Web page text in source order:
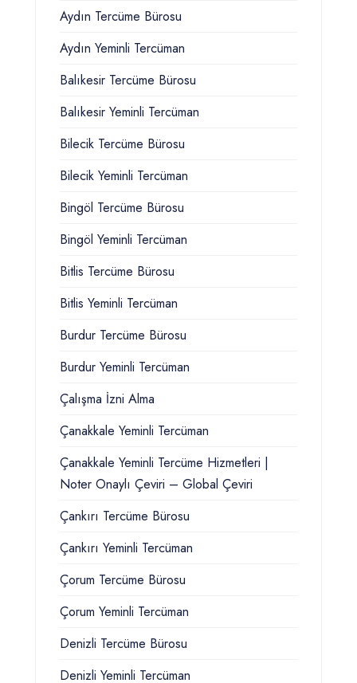
Aydın Tercüme Bürosu
Aydın Yeminli Tercüman
Balıkesir Tercüme Bürosu
Balıkesir Yeminli Tercüman
Bilecik Tercüme Bürosu
Bilecik Yeminli Tercüman
Bingöl Tercüme Bürosu
Bingöl Yeminli Tercüman
Bitlis Tercüme Bürosu
Bitlis Yeminli Tercüman
Burdur Tercüme Bürosu
Burdur Yeminli Tercüman
Çalışma İzni Alma
Çanakkale Yeminli Tercüman
Çanakkale Yeminli Tercüme Hizmetleri |
Noter Onaylı Çeviri – Global Çeviri
Çankırı Tercüme Bürosu
Çankırı Yeminli Tercüman
Çorum Tercüme Bürosu
Çorum Yeminli Tercüman
Denizli Tercüme Bürosu
Denizli Yeminli Tercüman